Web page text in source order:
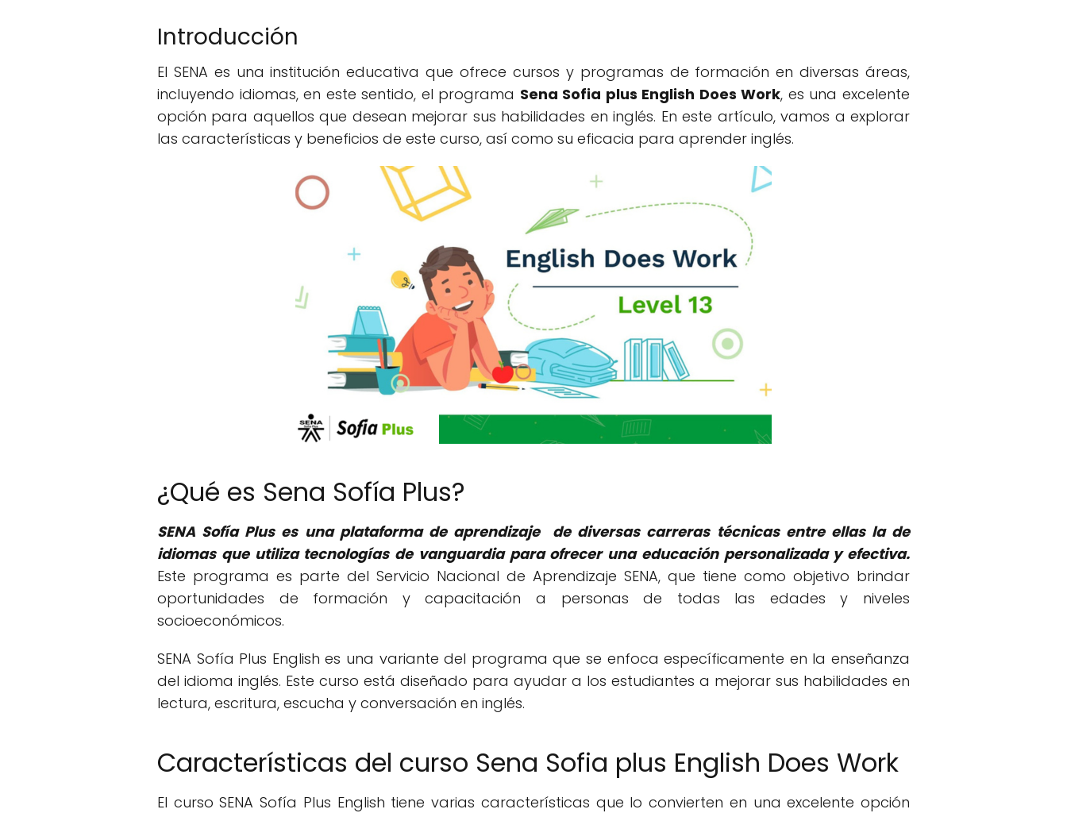
Introducción
El SENA es una institución educativa que ofrece cursos y programas de formación en diversas áreas,
incluyendo idiomas, en este sentido, el programa Sena Sofia plus English Does Work, es una excelente
opción para aquellos que desean mejorar sus habilidades en inglés. En este artículo, vamos a explorar
las características y beneficios de este curso, así como su eficacia para aprender inglés.
¿Qué es Sena Sofía Plus?
SENA Sofía Plus es una plataforma de aprendizaje de diversas carreras técnicas entre ellas la de
idiomas que utiliza tecnologías de vanguardia para ofrecer una educación personalizada y efectiva.
Este programa es parte del Servicio Nacional de Aprendizaje SENA, que tiene como objetivo brindar
oportunidades de formación y capacitación a personas de todas las edades y niveles
socioeconómicos.
SENA Sofía Plus English es una variante del programa que se enfoca específicamente en la enseñanza
del idioma inglés. Este curso está diseñado para ayudar a los estudiantes a mejorar sus habilidades en
lectura, escritura, escucha y conversación en inglés.
Características del curso Sena Sofia plus English Does Work
El curso SENA Sofía Plus English tiene varias características que lo convierten en una excelente opción